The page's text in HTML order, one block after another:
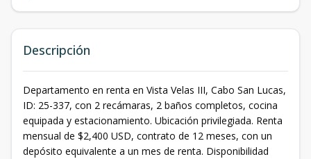
Descripción
Departamento en renta en Vista Velas III, Cabo San Lucas,
ID: 25-337, con 2 recámaras, 2 baños completos, cocina
equipada y estacionamiento. Ubicación privilegiada. Renta
mensual de $2,400 USD, contrato de 12 meses, con un
depósito equivalente a un mes de renta. Disponibilidad